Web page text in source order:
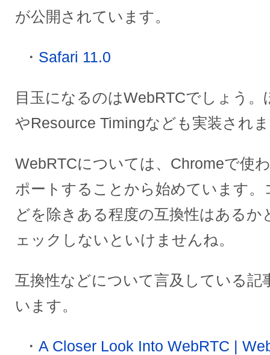
が公開されています。
Safari 11.0
目玉になるのはWebRTCでしょう
やResource Timingなども実装され
WebRTCについては、Chromeで使
ポートすることから始めています
どを除きある程度の互換性はあるか
ェックしないといけませんね。
互換性などについて言及している記
います。
A Closer Look Into WebRTC |